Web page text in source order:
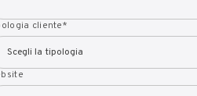
cliente*